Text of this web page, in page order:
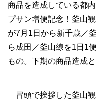
商品を造成している都
プサン増便記念！釜山
が7月1日から新千歳／
ら成田／釜山線を1日1
もの。下期の商品造成
冒頭で挨拶した釜山観